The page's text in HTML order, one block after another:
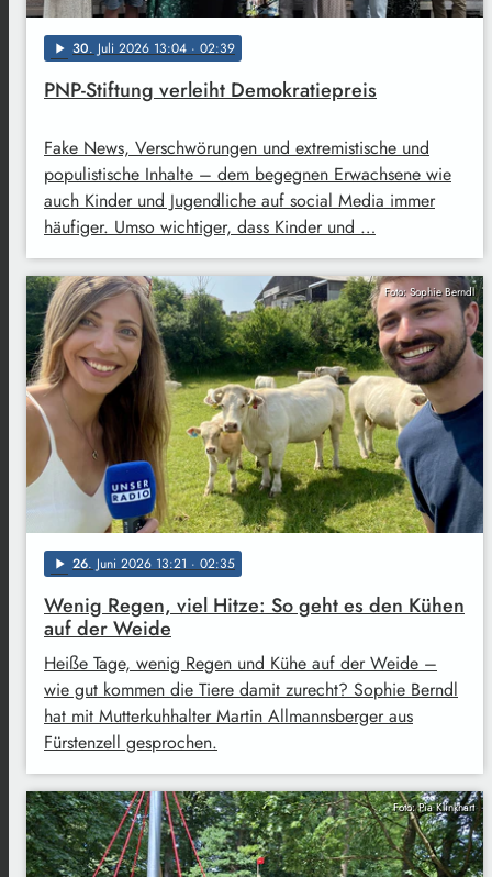
play_arrow 30. Juli 2026 13:04 · 02:39
PNP-Stiftung verleiht Demokratiepreis
Fake News, Verschwörungen und extremistische und
populistische Inhalte – dem begegnen Erwachsene wie
auch Kinder und Jugendliche auf social Media immer
häufiger. Umso wichtiger, dass Kinder und …
Foto: Sophie Berndl
play_arrow 26. Juni 2026 13:21 · 02:35
Wenig Regen, viel Hitze: So geht es den Kühen
auf der Weide
Heiße Tage, wenig Regen und Kühe auf der Weide –
wie gut kommen die Tiere damit zurecht? Sophie Berndl
hat mit Mutterkuhhalter Martin Allmannsberger aus
Fürstenzell gesprochen.
Foto: Pia Klinkhart